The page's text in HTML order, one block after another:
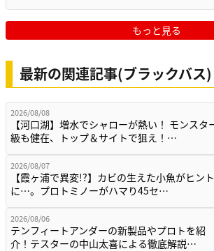
もっと見る
最新の関連記事(ブラックバス)
2026/08/08
【河口湖】増水でシャローが熱い！ モンスタ
級も健在、トップ＆サイトで狙え！…
2026/08/07
【霞ヶ浦で異変!?】カビの生えた小魚がヒント
に…。プロトミノーがハマり45セ…
2026/08/06
テンフィートアンダーの新製品やプロトを紹
介！テスターの中山太喜による徹底解説…